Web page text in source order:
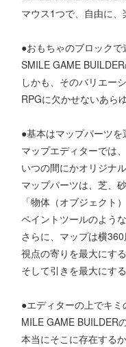
マウス1つで、自由に、
●おもちゃのブロック
SMILE GAME
しかも、そのバリエー
RPGに欠かせないあら
●基本はマップパーツ
マップエディターでは
いつの間にかオリジナ
マップパーツは、芝、
「物体（オブジェクト
ペイントツールのよう
さらに、マップは横
視点の寄りを最大にす
そして引きを最大にす
●エディターの上でキ
MILE GAME BUILDER
本当にそこに存在する